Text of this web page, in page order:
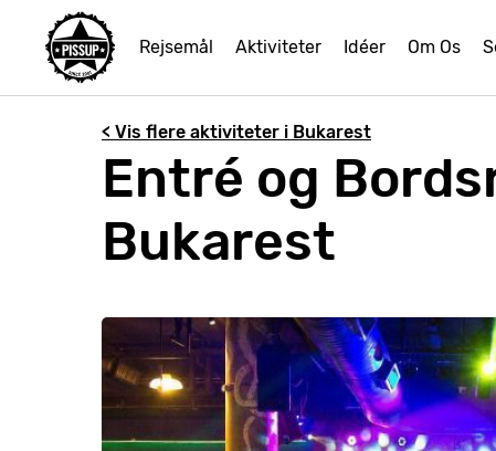
Rejsemål Aktiviteter Idéer Om Os
< Vis flere aktiviteter i Bukarest
Entré og
Bukarest